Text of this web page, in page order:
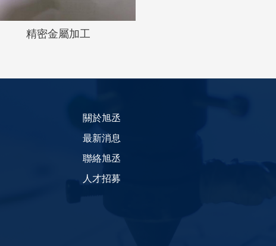
精密金屬加工
關於旭丞
最新消息
聯絡旭丞
人才招募